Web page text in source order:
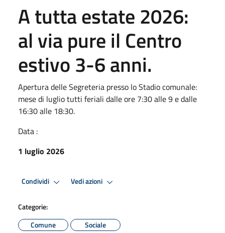
A tutta estate 2026:
al via pure il Centro
estivo 3-6 anni.
Apertura delle Segreteria presso lo Stadio comunale:
mese di luglio tutti feriali dalle ore 7:30 alle 9 e dalle
16:30 alle 18:30.
Data :
1 luglio 2026
Condividi Vedi azioni
Categorie:
Comune
Sociale